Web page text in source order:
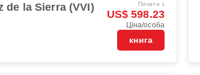
de la Sierra (VVI) Почати з
US$ 598.23
Ціна/особа
книга